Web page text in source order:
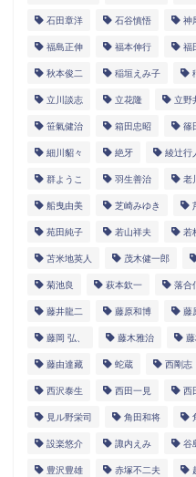
石田章洋 石谷慎悟 神
福島正伸 福本伸行 福
秋本俊二 稲垣えみ子
立川談志 立花隆 立野
笹氣健治 箱田忠昭 篠
細川貂々 絶牙 綾辻行
群ようこ 羽生善治 老
船曳由美 芝崎みゆき
苑田純子 若山祥夫 若
苫米地英人 茂木健一郎
菊池良 萩本欽一 落合
藤井龍二 藤原和博 藤
藤岡 弘、 藤木雅治
藤由達藏 蛇蔵 西剛志
西沢泰生 西田一見 西
見ル野栄司 角田和将
設楽悠介 諏内えみ 谷
豊沢豊雄 赤塚不二夫